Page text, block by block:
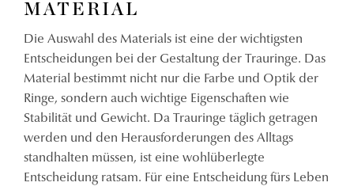
MATERIAL
Die Auswahl des Materials ist eine der wichtigsten
Entscheidungen bei der Gestaltung der Trauringe. Das
Material bestimmt nicht nur die Farbe und Optik der
Ringe, sondern auch wichtige Eigenschaften wie
Stabilität und Gewicht. Da Trauringe täglich getragen
werden und den Herausforderungen des Alltags
standhalten müssen, ist eine wohlüberlegte
Entscheidung ratsam. Für eine Entscheidung fürs Leben